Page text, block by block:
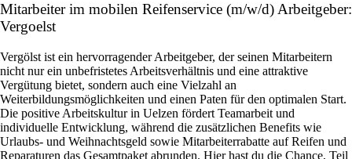
Mitarbeiter im mobilen Reifenservice (m/w/d) Arbeitgeber:
Vergoelst
Vergölst ist ein hervorragender Arbeitgeber, der seinen Mitarbeitern
nicht nur ein unbefristetes Arbeitsverhältnis und eine attraktive
Vergütung bietet, sondern auch eine Vielzahl an
Weiterbildungsmöglichkeiten und einen Paten für den optimalen Start.
Die positive Arbeitskultur in Uelzen fördert Teamarbeit und
individuelle Entwicklung, während die zusätzlichen Benefits wie
Urlaubs- und Weihnachtsgeld sowie Mitarbeiterrabatte auf Reifen und
Reparaturen das Gesamtpaket abrunden. Hier hast du die Chance, Teil